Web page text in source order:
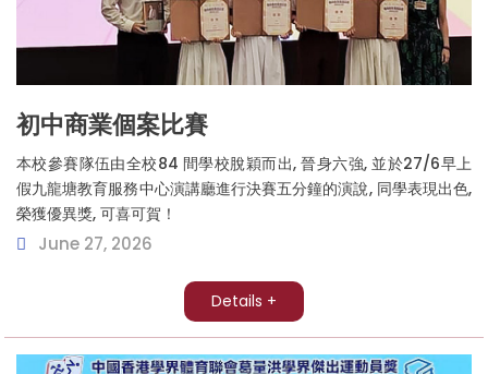
初中商業個案比賽
本校參賽隊伍由全校84 間學校脫穎而出, 晉身六強, 並於27/6早上
假九龍塘教育服務中心演講廳進行決賽五分鐘的演說, 同學表現出色,
榮獲優異獎, 可喜可賀！
June 27, 2026
Details +